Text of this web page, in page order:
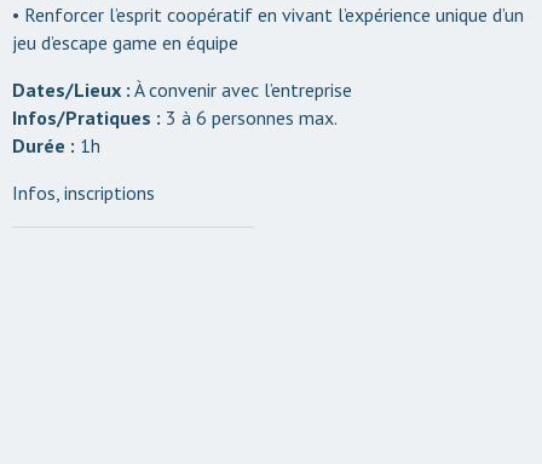
• Renforcer l’esprit coopératif en vivant l’expérience unique d’un
jeu d’escape game en équipe
Dates/Lieux : À convenir avec l’entreprise
Infos/Pratiques : 3 à 6 personnes max.
Durée : 1h
Infos, inscriptions